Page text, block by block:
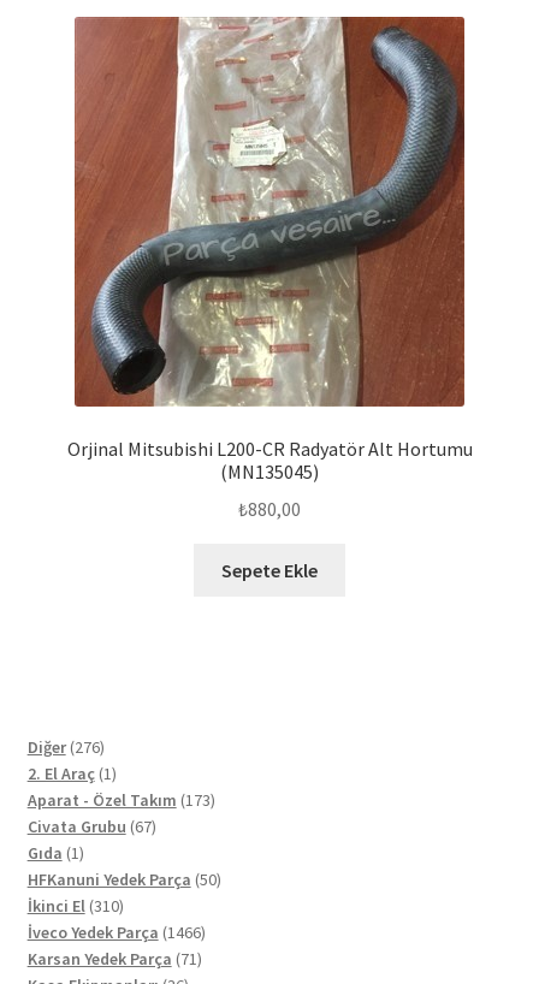
Orjinal Mitsubishi L200-CR Radyatör Alt Hortumu
(MN135045)
₺880,00
Sepete Ekle
Diğer 276276
ürün
2. El Araç 11
ürün
Aparat - Özel Takım 173173
Civata Grubu 6767
Gıda 11
ürün
HFKanuni Yedek Parça 5050
İkinci El 310310
ürün
İveco Yedek Parça 14661466
ürün
Karsan Yedek Parça 7171